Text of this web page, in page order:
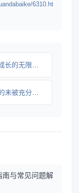
6310.ht
无限力量
发掘的宝藏
南与常见问题解